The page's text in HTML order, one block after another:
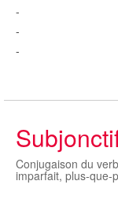
-
-
-
Conjugaison du
imparfait, plus-que-